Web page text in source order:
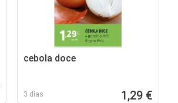
cebola doce
3 dias 1,29 €